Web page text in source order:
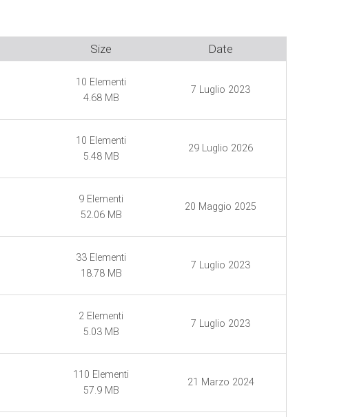
Size Date
10 Elementi
4.68 MB
7 Luglio 2023
10 Elementi
5.48 MB
29 Luglio 2026
9 Elementi
52.06 MB
20 Maggio 2025
33 Elementi
18.78 MB
7 Luglio 2023
2 Elementi
5.03 MB
7 Luglio 2023
110 Elementi
57.9 MB
21 Marzo 2024